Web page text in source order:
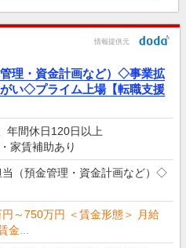
情報提供元
管理・資金計画など）◇事業拡
い◇プライム上場【転職支援
年間休日120日以上
家賃補助あり
当（預金管理・資金計画など）◇
～750万円 ＜賃金形態＞ 月給
金...